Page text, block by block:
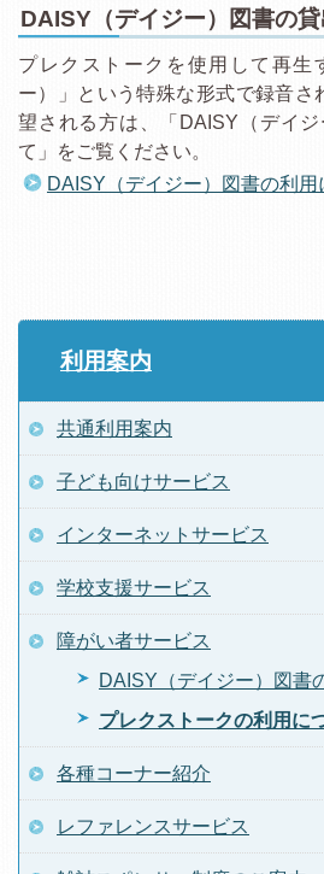
DAISY（デイジー）図書の貸
プレクストークを使用して再生
ー）」という特殊な形式で録音さ
望される方は、「DAISY（デイ
て」をご覧ください。
DAISY（デイジー）図書の利用
利用案内
共通利用案内
子ども向けサービス
インターネットサービス
学校支援サービス
障がい者サービス
DAISY（デイジー）図書
プレクストークの利用に
各種コーナー紹介
レファレンスサービス